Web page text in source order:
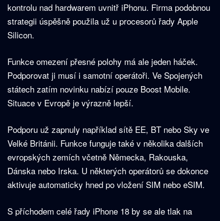
kontrolu nad hardwarem uvnitř iPhonu. Firma podobnou
strategii úspěšně použila už u procesorů řady Apple
Silicon.
Funkce omezení přesné polohy má ale jeden háček.
Podporovat ji musí i samotní operátoři. Ve Spojených
státech zatím novinku nabízí pouze Boost Mobile.
Situace v Evropě je výrazně lepší.
Podporu už zapnuly například sítě EE, BT nebo Sky ve
Velké Británii. Funkce funguje také v několika dalších
evropských zemích včetně Německa, Rakouska,
Dánska nebo Irska. U některých operátorů se dokonce
aktivuje automaticky hned po vložení SIM nebo eSIM.
S příchodem celé řady iPhone 18 by se ale tlak na